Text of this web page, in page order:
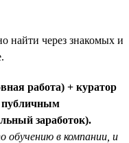
найти через знакомых и
работа) + куратор
публичным
заработок).
обучению в компании, и